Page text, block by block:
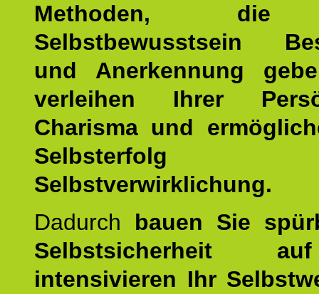
Methoden, die
Selbstbewusstsein
und Anerkennung
verleihen Ihrer
Charisma und
Selbstverwirklichung.
Dadurch bauen Sie
Selbstsicherheit
intensivieren Ihr